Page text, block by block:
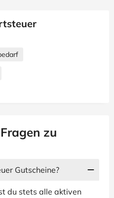
zu
Gutscheine?
du stets alle aktiven